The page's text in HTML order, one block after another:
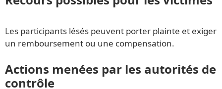
Les participants lésés peuvent porter plainte et exiger
un remboursement ou une compensation.
Actions menées par les autorités de
contrôle